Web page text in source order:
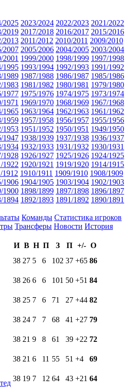
2025 2023/2024 2022/2023 2021/2022
2019 2017/2018 2016/2017 2015/2016
2013 2011/2012 2010/2011 2009/2010
2007 2005/2006 2004/2005 2003/2004
2001 1999/2000 1998/1999 1997/1998
1995 1993/1994 1992/1993 1991/1992
1989 1987/1988 1986/1987 1985/1986
1983 1981/1982 1980/1981 1979/1980
1977 1975/1976 1974/1975 1973/1974
1971 1969/1970 1968/1969 1967/1968
1965 1963/1964 1962/1963 1961/1962
1959 1957/1958 1956/1957 1955/1956
1953 1951/1952 1950/1951 1949/1950
1947 1938/1939 1937/1938 1936/1937
1934 1932/1933 1931/1932 1930/1931
1928 1926/1927 1925/1926 1924/1925
1922 1920/1921 1919/1920 1914/1915
1912 1910/1911 1909/1910 1908/1909
1906 1904/1905 1903/1904 1902/1903
1900 1898/1899 1897/1898 1896/1897
1894 1892/1893 1891/1892 1890/1891
Команды Статистика игроков
Трансферы Новости История
И В Н П З П +/- О
38 27 5 6 102 37 +65 86
38 26 6 6 101 50 +51 84
38 25 7 6 71 27 +44 82
38 24 7 7 68 41 +27 79
38 21 9 8 61 39 +22 72
38 21 6 11 55 51 +4 69
38 19 7 12 64 43 +21 64